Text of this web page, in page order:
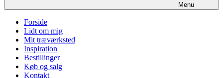
Menu
Forside
Lidt om mig
Mit træværksted
Inspiration
Bestillinger
Køb og salg
Kontakt